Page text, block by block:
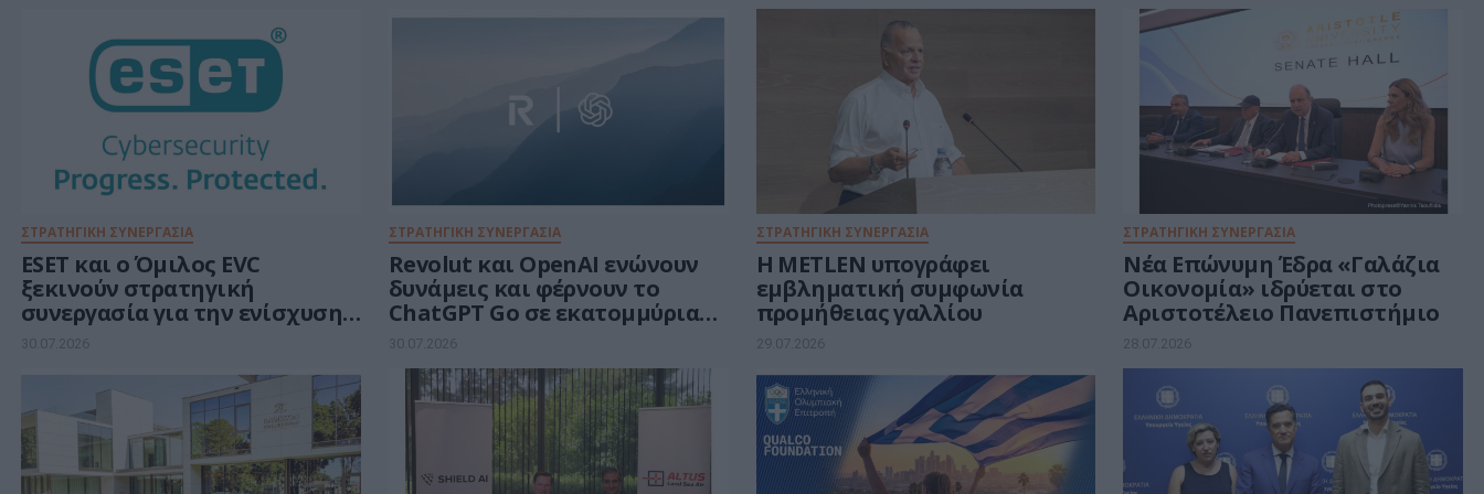
ΣΤΡΑΤΗΓΙΚΗ ΣΥΝΕΡΓΑΣΙΑ
ESET και ο Όμιλος EVC
ξεκινούν στρατηγική
συνεργασία για την ενίσχυση
της ανθεκτικότητας της
κυβερνοασφάλειας και
ενέργειας
30.07.2026
ΣΤΡΑΤΗΓΙΚΗ ΣΥΝΕΡΓΑΣΙΑ
Revolut και OpenAI ενώνουν
δυνάμεις και φέρνουν το
ChatGPT Go σε εκατομμύρια
πελάτες
30.07.2026
ΣΤΡΑΤΗΓΙΚΗ ΣΥΝΕΡΓΑΣΙΑ
Η METLEN υπογράφει
εμβληματική συμφωνία
προμήθειας γαλλίου
29.07.2026
ΣΤΡΑΤΗΓΙΚΗ ΣΥΝΕΡΓΑΣΙΑ
Νέα Επώνυμη Έδρα «Γαλάζια
Οικονομία» ιδρύεται στο
Αριστοτέλειο Πανεπιστήμιο
28.07.2026